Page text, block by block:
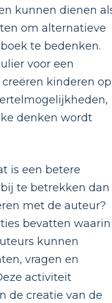
kunnen dienen
om alternatieve
te bedenken.
voor een
kinderen op
denken wordt
is een betere
te betrekken dan
met de auteur?
bevatten waarin
kunnen
vragen en
activiteit
de creatie van de